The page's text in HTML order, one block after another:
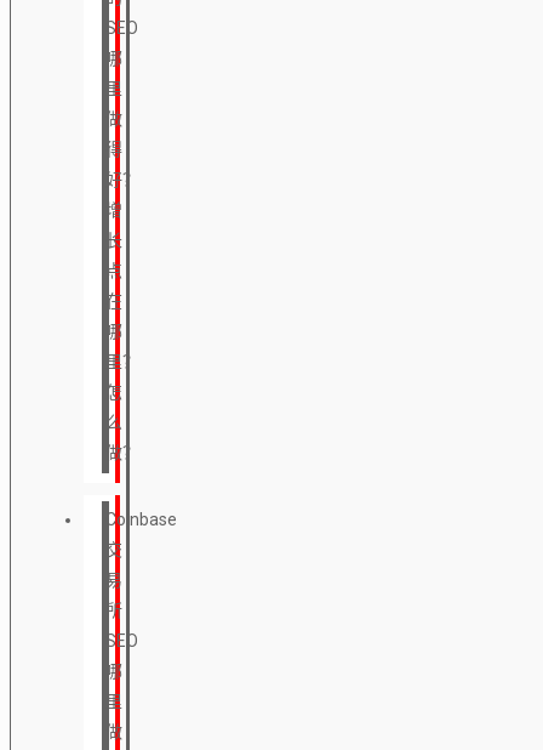
SEO
哪
里
做
得
好？
增
长
点
在
哪
里？
怎
么
做？
Coinbase
交
易
所
SEO
哪
里
做